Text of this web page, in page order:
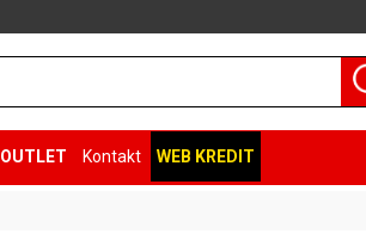
OUTLET Kontakt WEB KREDIT